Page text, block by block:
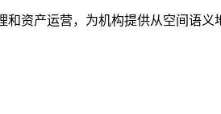
资产运营，为机构提供从空间语义